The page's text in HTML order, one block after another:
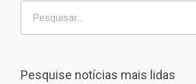
Pesquise notícias mais lidas